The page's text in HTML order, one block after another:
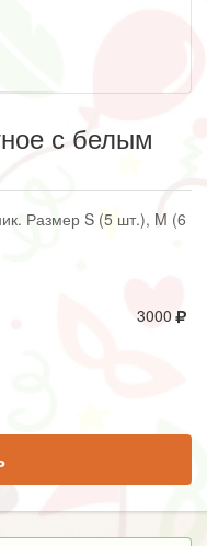
с белым
Размер S (5 шт.), M (6
3000